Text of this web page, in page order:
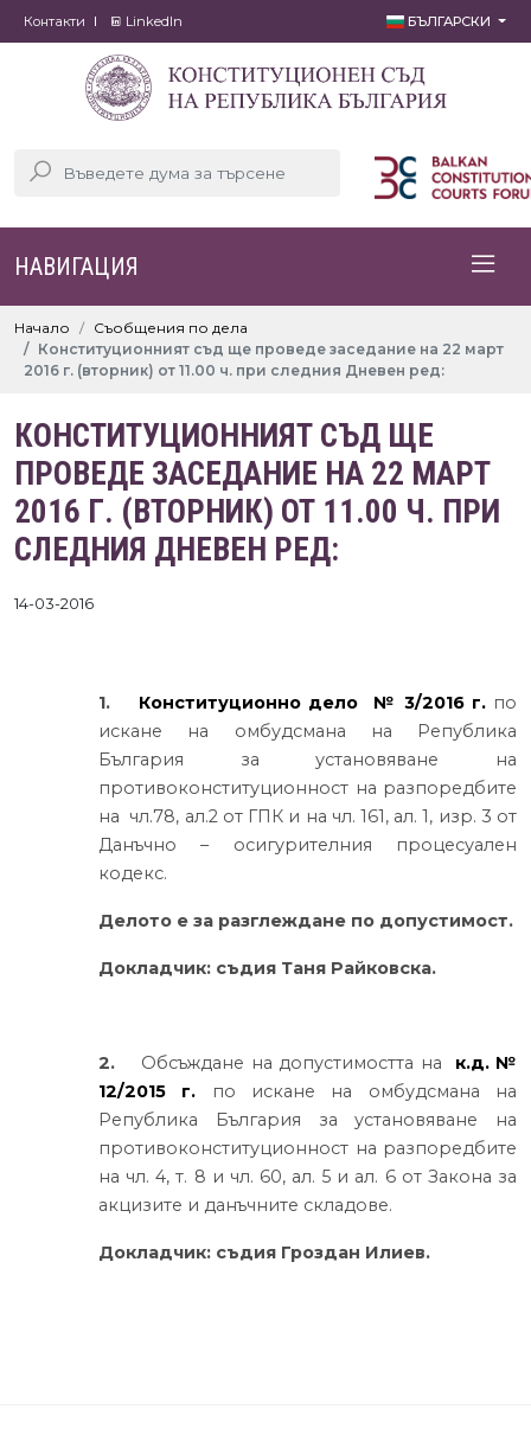
Контакти LinkedIn БЪЛГАРСКИ
НАВИГАЦИЯ
Начало
Съобщения по дела
Конституционният съд ще проведе заседание на 22 март
2016 г. (вторник) от 11.00 ч. при следния Дневен ред:
КОНСТИТУЦИОННИЯТ СЪД ЩЕ
ПРОВЕДЕ ЗАСЕДАНИЕ НА 22 МАРТ
2016 Г. (ВТОРНИК) ОТ 11.00 Ч. ПРИ
СЛЕДНИЯ ДНЕВЕН РЕД:
14-03-2016
1. Конституционно дело № 3/2016 г.по
искане на омбудсмана на Република
България за установяване на
противоконституционност на разпоредбите
на чл.78, ал.2 от ГПК и на чл. 161, ал. 1, изр. 3 от
Данъчно – осигурителния процесуален
кодекс.
Делото е за разглеждане по допустимост.
Докладчик: съдия Таня Райковска.
2. Обсъждане на допустимостта на к.д. №
12/2015 г. по искане на омбудсмана на
Република България за установяване на
противоконституционност на разпоредбите
на чл. 4, т. 8 и чл. 60, ал. 5 и ал. 6 от Закона за
акцизите и данъчните складове.
Докладчик: съдия Гроздан Илиев.